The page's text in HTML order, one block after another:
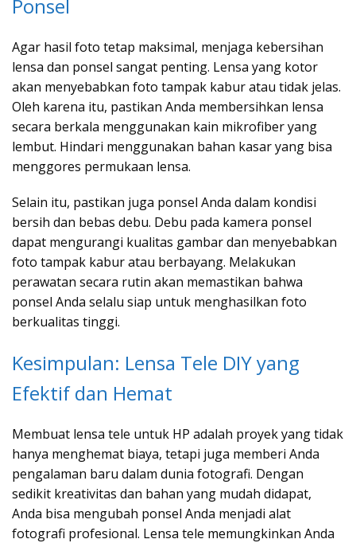
Ponsel
Agar hasil foto tetap maksimal, menjaga kebersihan
lensa dan ponsel sangat penting. Lensa yang kotor
akan menyebabkan foto tampak kabur atau tidak jelas.
Oleh karena itu, pastikan Anda membersihkan lensa
secara berkala menggunakan kain mikrofiber yang
lembut. Hindari menggunakan bahan kasar yang bisa
menggores permukaan lensa.
Selain itu, pastikan juga ponsel Anda dalam kondisi
bersih dan bebas debu. Debu pada kamera ponsel
dapat mengurangi kualitas gambar dan menyebabkan
foto tampak kabur atau berbayang. Melakukan
perawatan secara rutin akan memastikan bahwa
ponsel Anda selalu siap untuk menghasilkan foto
berkualitas tinggi.
Kesimpulan: Lensa Tele DIY yang
Efektif dan Hemat
Membuat lensa tele untuk HP adalah proyek yang tidak
hanya menghemat biaya, tetapi juga memberi Anda
pengalaman baru dalam dunia fotografi. Dengan
sedikit kreativitas dan bahan yang mudah didapat,
Anda bisa mengubah ponsel Anda menjadi alat
fotografi profesional. Lensa tele memungkinkan Anda